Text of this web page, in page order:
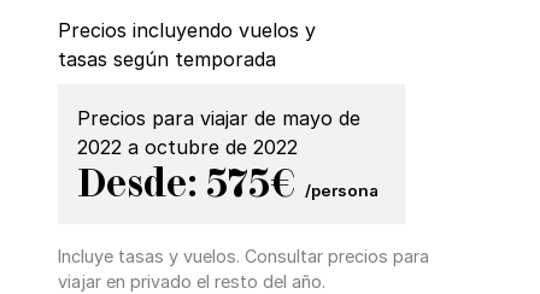
Precios incluyendo vuelos y
tasas según temporada
Precios para viajar de mayo de
2022 a octubre de 2022
Desde: 575€ /persona
Incluye tasas y vuelos. Consultar precios para
viajar en privado el resto del año.